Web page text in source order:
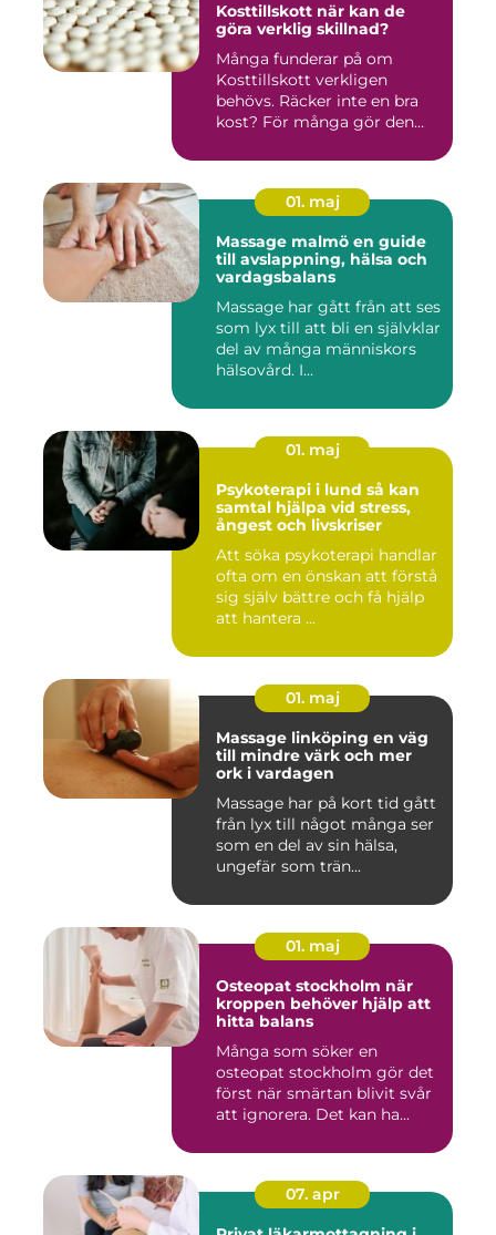
Kosttillskott när kan de
göra verklig skillnad?
Många funderar på om
Kosttillskott verkligen
behövs. Räcker inte en bra
kost? För många gör den
01. maj
Massage malmö en guide
till avslappning, hälsa och
vardagsbalans
Massage har gått från att ses
som lyx till att bli en självklar
del av många människors
hälsovård. I...
01. maj
Psykoterapi i lund så kan
samtal hjälpa vid stress,
ångest och livskriser
Att söka psykoterapi handlar
ofta om en önskan att förstå
sig själv bättre och få hjälp
att hantera ...
01. maj
Massage linköping en väg
till mindre värk och mer
ork i vardagen
Massage har på kort tid gått
från lyx till något många ser
som en del av sin hälsa,
ungefär som trän...
01. maj
Osteopat stockholm när
kroppen behöver hjälp att
hitta balans
Många som söker en
osteopat stockholm gör det
först när smärtan blivit svår
att ignorera. Det kan ha...
07. apr